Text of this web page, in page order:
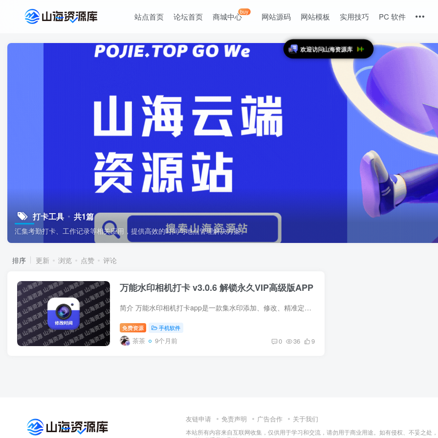
站点首页 论坛首页 商城中心buy 网站源码 网站模板 实用技巧 PC 软件
打卡工具 共1篇
汇集考勤打卡、工作记录等相关应用，提供高效的时间与地点管理解决方案。
排序 更新 浏览 点赞 评论
万能水印相机打卡 v3.0.6 解锁永久VIP高级版APP
简介 万能水印相机打卡app是一款集水印添加、修改、精准定位、场景化记录于一体的多功能拍照工具，专为工作考勤、工程管理、生活打卡等场景设计。该应用通过自动化水印模板、实时定位更新和多样...
免费资源 手机软件
茶茶 9个月前 0 36 9
友链申请 免责声明 广告合作 关于我们
本站所有内容来自互联网收集，仅供用于学习和交流，请勿用于商业用途。如有侵权、不妥之处